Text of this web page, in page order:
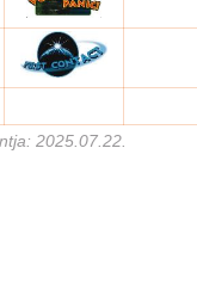
2025.07.22.